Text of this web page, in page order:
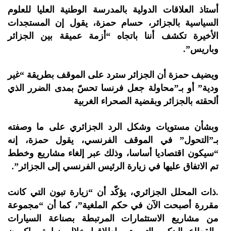
أستاذ العلاقات الدولية بالمدرسة الوطنية العليا للعلوم
السياسية بالجزائر، حسام حمزة، يقول إن المستجدات
الأخيرة تكشف أننا باتجاه “أزمة عميقة بين الجزائر
وباريس”.
ويضيف حمزة أن الجزائر سترد على الموقف بطريقة “غير
ودية” أو بـ”محاولة جعل فرنسا تحسّ بمدى الضرر الذي
ألحقته بالجزائر وبقضية الصحراء الغربية
وبشأن مستويات وشكل الرد الجزائري على ما وصفته
بـ”التحول” في الموقف الفرنسي، يقول حمزة، إنه
“سيكون اقتصاديا أساسا، وذلك عبر إلغاء مشاريع وخطط
تم الاتفاق عليها في زيارة الرئيس الفرنسي إلى الجزائر”.
.ذات المحلل الجزائري، يؤكّد أن “زيارة تبون التي كانت
مقررة أصبحت الآن في حكم الملغية”، كما أن “مجموعة
من مشاريع الاستثمارات المرتبطة بصناعة السيارات